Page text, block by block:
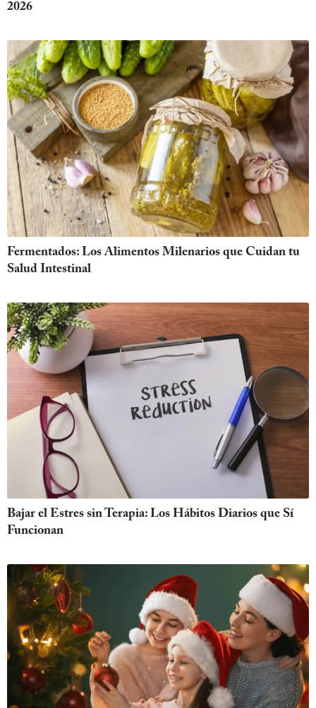
2026
Fermentados: Los Alimentos Milenarios que Cuidan tu
Salud Intestinal
Bajar el Estres sin Terapia: Los Hábitos Diarios que Sí
Funcionan